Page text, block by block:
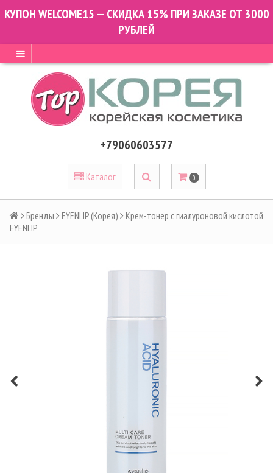
КУПОН WELCOME15 — СКИДКА 15% ПРИ ЗАКАЗЕ ОТ 3000
РУБЛЕЙ
+79060603577
Каталог 0
Бренды EYENLIP (Корея)
Крем-тонер с гиалуроновой кислотой
EYENLIP